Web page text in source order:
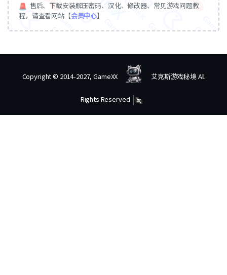
售后、下载安装解压密码、汉化、修改器、常见游戏问题教
程，请查看网站【会员中心】
Copyright © 2014-2027, GameXX 艾克斯游戏秘境 All
Rights Reserved